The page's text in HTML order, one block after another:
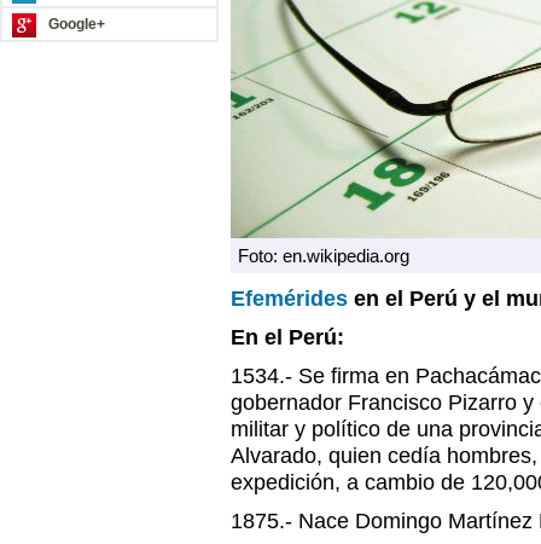
Google+
Foto: en.wikipedia.org
Efemérides en el Perú y el
En el Perú:
1534.- Se firma en
gobernador Francisco Pizarro
militar y político de una
Alvarado, quien cedía
expedición, a cambio de
1875.- Nace Domingo